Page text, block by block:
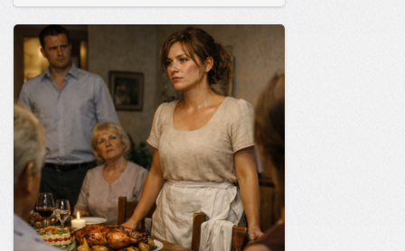
позитива!16:3910 мар 2026